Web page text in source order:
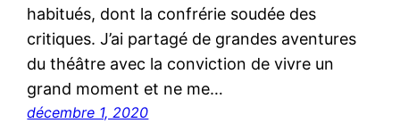
habitués, dont la confrérie soudée des
critiques. J’ai partagé de grandes aventures
du théâtre avec la conviction de vivre un
grand moment et ne me…
décembre 1, 2020